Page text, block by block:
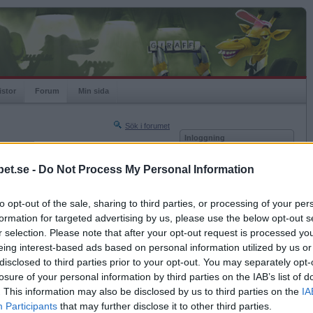
- Do Not Process My Personal Information
opt-out of the sale, sharing to third parties, or processing of your
for targeted advertising by us, please use the below opt-out
selection. Please note that after your opt-out request is processed
interest-based ads based on personal information utilized by us
to third parties prior to your opt-out. You may separately
of your personal information by third parties on the IAB’s list of
This information may also be disclosed by us to third parties on the
Participants that may further disclose it to other third parties.
Forum Min sida
Sök i forumet
Nästa sida »
2013-05-06 22:32
Inloggning
Kom ihåg mig
Glömt ditt lösenord?
Få ny aktiveringslänk
Betapet är gratis!